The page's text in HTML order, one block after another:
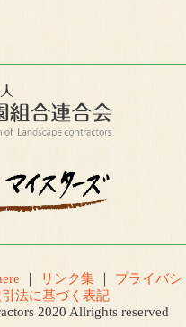
｜ リンク集 ｜ プライバシ
法に基づく表記
2020 Allrights reserved